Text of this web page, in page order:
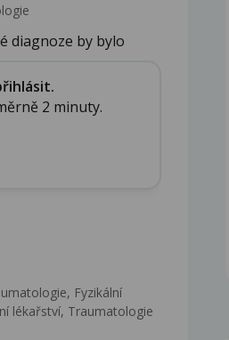
diagnoze by bylo
2 minuty.
Fyzikální
lékařství‎, Traumatologie